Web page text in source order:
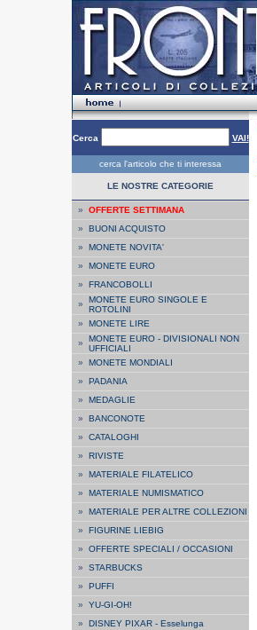
Cerca VAI!
cerca l'articolo che ti interessa
LE NOSTRE CATEGORIE
» OFFERTE SETTIMANA
» BUONI ACQUISTO
» MONETE NOVITA'
» MONETE EURO
» FRANCOBOLLI
» MONETE EURO SINGOLE E
ROTOLINI
» MONETE LIRE
» MONETE EURO - DIVISIONALI NON
UFFICIALI
» MONETE MONDIALI
» PADANIA
» MEDAGLIE
» BANCONOTE
» CATALOGHI
» RIVISTE
» MATERIALE FILATELICO
» MATERIALE NUMISMATICO
» MATERIALE PER ALTRE COLLEZIONI
» FIGURINE LIEBIG
» OFFERTE SPECIALI / OCCASIONI
» STARBUCKS
» PUFFI
» YU-GI-OH!
» DISNEY PIXAR - Esselunga